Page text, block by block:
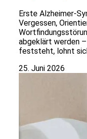
Erste Alzheimer-
Vergessen,
abgeklärt werden
feststeht, lohnt
25. Juni 2026